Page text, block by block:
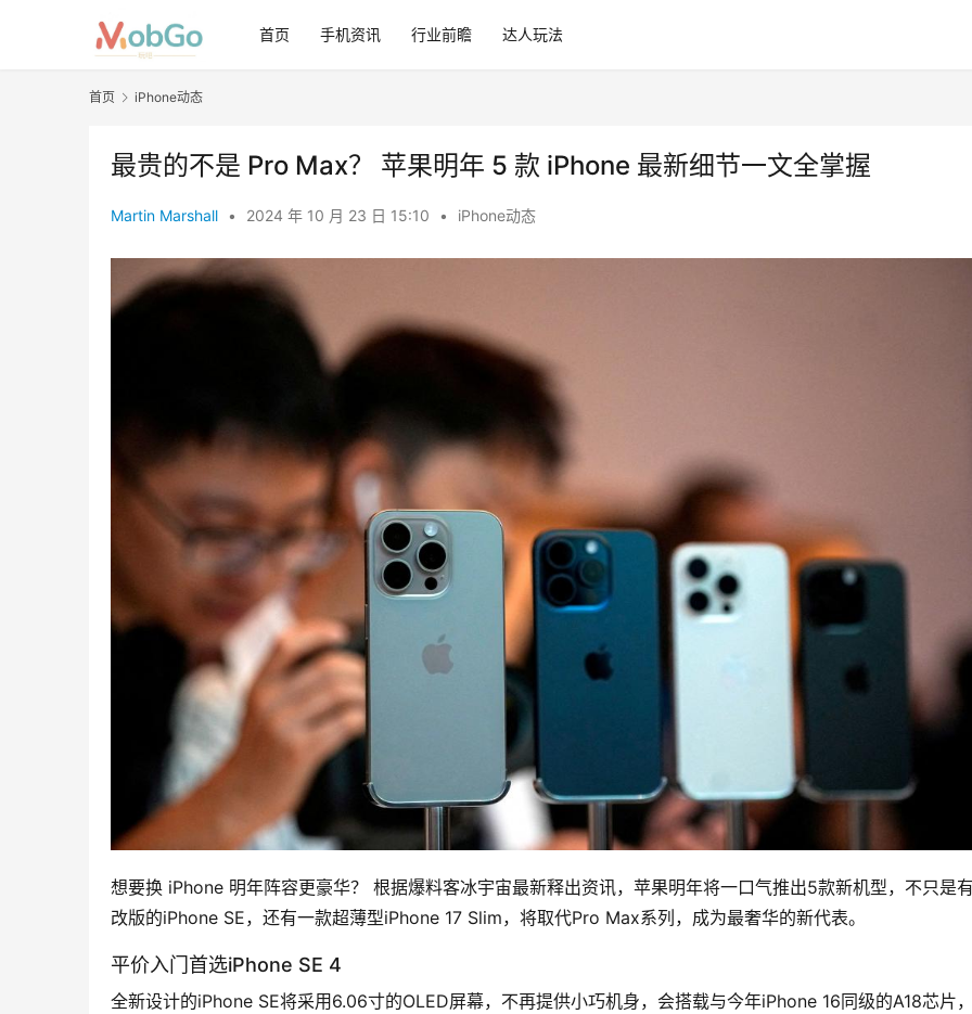
首页 手机资讯 行业前瞻 达人玩法
首页 iPhone动态
最贵的不是 Pro Max？ 苹果明年 5 款 iPhone 最新细节一文全掌握
Martin Marshall • 2024 年 10 月 23 日 15:10 • iPhone动态
想要换 iPhone 明年阵容更豪华？ 根据爆料客冰宇宙最新释出资讯，苹果明年将一口气推出5款新机型，不只是
改版的iPhone SE，还有一款超薄型iPhone 17 Slim，将取代Pro Max系列，成为最奢华的新代表。
平价入门首选iPhone SE 4
全新设计的iPhone SE将采用6.06寸的OLED屏幕，不再提供小巧机身，会搭载与今年iPhone 16同级的A18芯片